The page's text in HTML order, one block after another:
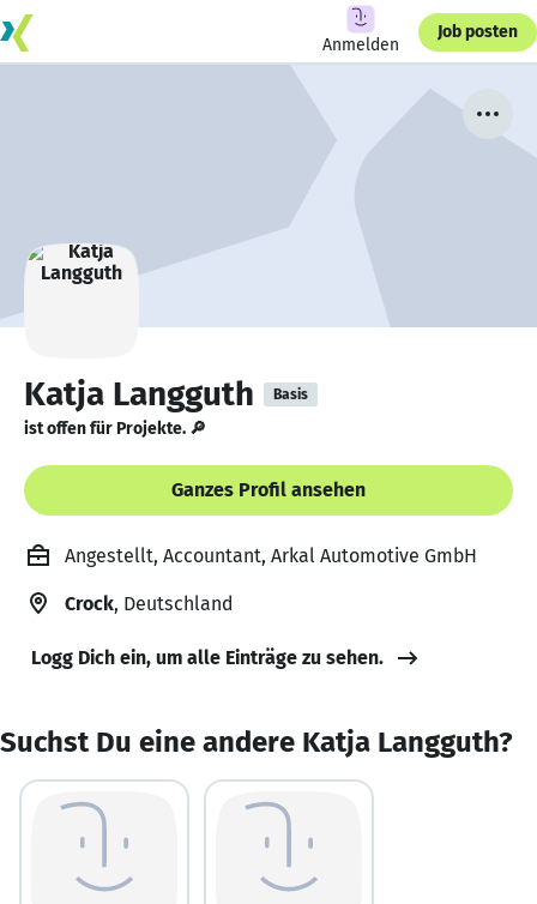
Anmelden
Job posten
Katja Langguth Basis
ist offen für Projekte. 🔎
Ganzes Profil ansehen
Angestellt, Accountant, Arkal Automotive GmbH
Crock, Deutschland
Logg Dich ein, um alle Einträge zu sehen.
Suchst Du eine andere Katja Langguth?